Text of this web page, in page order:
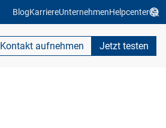
BlogKarriereUnternehmenHelpcenter
Kontakt aufnehmen Jetzt testen